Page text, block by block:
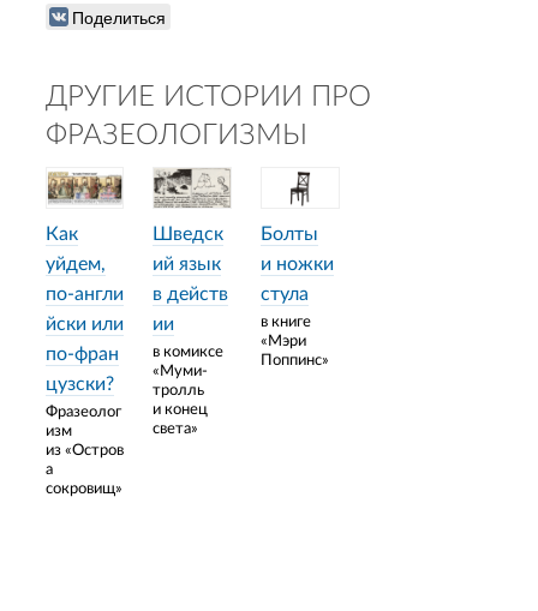
Поделиться
ДРУГИЕ ИСТОРИИ ПРО
ФРАЗЕОЛОГИЗМЫ
Как
уйдем,
по‑англи
йски или
по‑фран
цузски?
Фразеолог
изм
из «Остров
а
сокровищ»
Шведск
ий язык
в действ
ии
в комиксе
«Муми-
тролль
и конец
света»
Болты
и ножки
стула
в книге
«Мэри
Поппинс»